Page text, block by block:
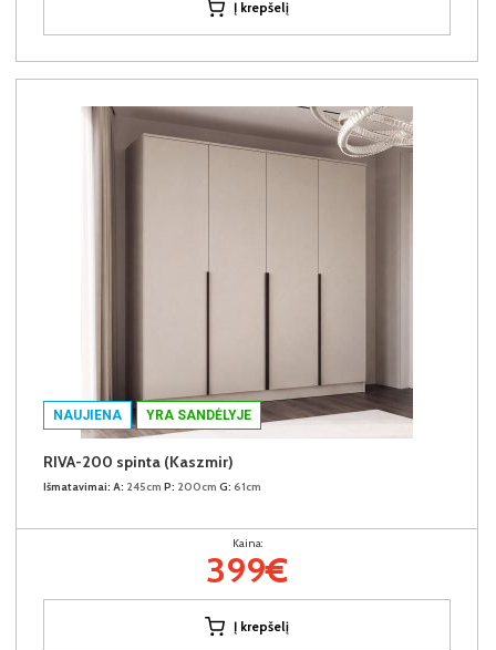
Į krepšelį
NAUJIENA YRA SANDĖLYJE
RIVA-200 spinta (Kaszmir)
Išmatavimai: A: 245cm P: 200cm G: 61cm
Kaina:
399€
Į krepšelį